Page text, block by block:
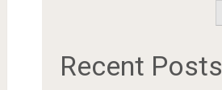
Recent Posts